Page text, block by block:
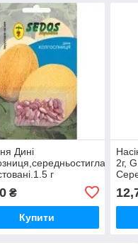
Дині
г
₴
Купити
2г,